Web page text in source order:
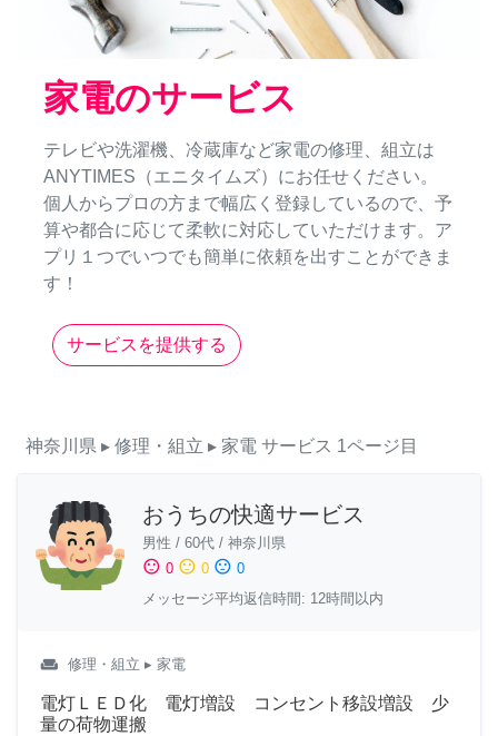
家電のサービス
テレビや洗濯機、冷蔵庫など家電の修理、組立は
ANYTIMES（エニタイムズ）にお任せください。
個人からプロの方まで幅広く登録しているので、予
算や都合に応じて柔軟に対応していただけます。ア
プリ１つでいつでも簡単に依頼を出すことができま
す！
サービスを提供する
神奈川県 ▸ 修理・組立 ▸ 家電 サービス 1ページ目
おうちの快適サービス
男性 / 60代 / 神奈川県
sentiment_satisfied 0 sentiment_neutral 0 sentiment_dissatisfied 0
メッセージ平均返信時間: 12時間以内
weekend 修理・組立 ▸ 家電
電灯ＬＥＤ化 電灯増設 コンセント移設増設 少
量の荷物運搬